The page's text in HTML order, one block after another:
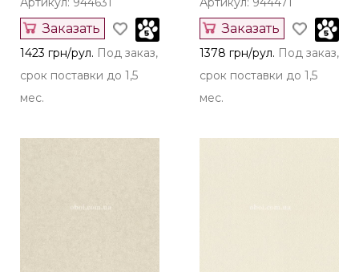
Заказать
1423 грн/рул. Под заказ,
срок поставки до 1,5
мес.
Заказать
1378 грн/рул. Под заказ,
срок поставки до 1,5
мес.